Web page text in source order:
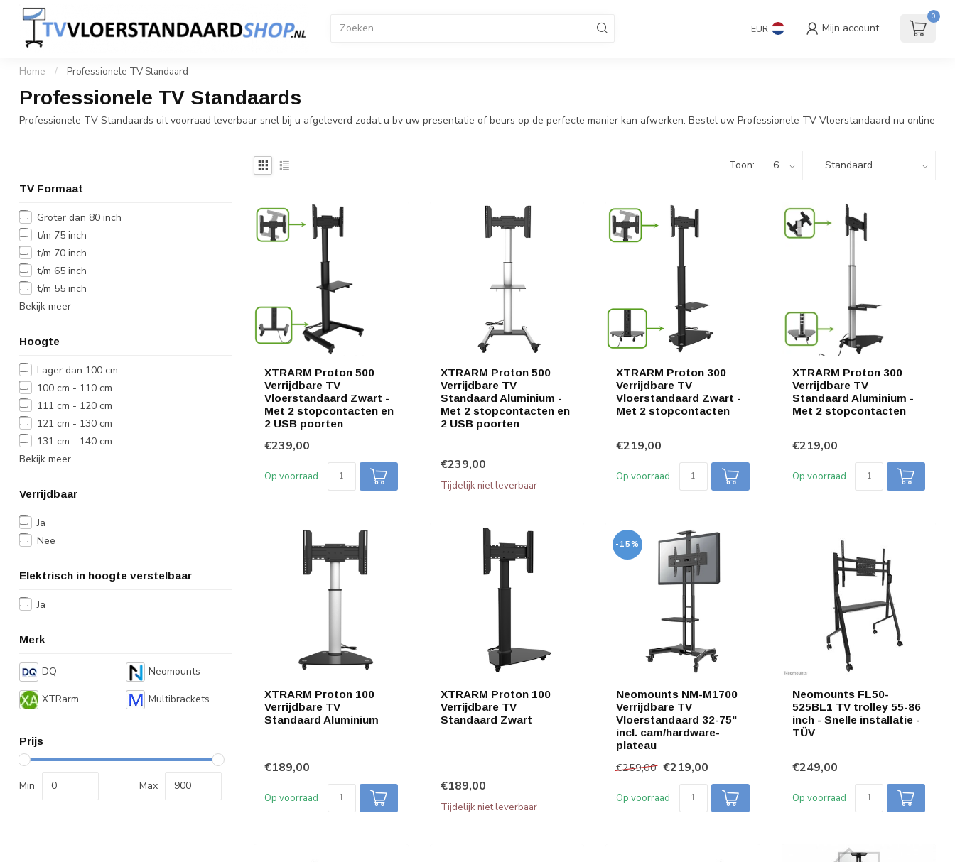
EUR Mijn account
0
Home
Home / Professionele TV Standaard
Professionele TV Standaards
Professionele TV Standaards uit voorraad leverbaar snel bij u afgeleverd zodat u bv uw presentatie of beurs op de perfecte manier kan afwerken. Bestel uw Professionele TV Vloerstandaard nu online
TV Formaat
Groter dan 80 inch
t/m 75 inch
t/m 70 inch
t/m 65 inch
t/m 55 inch
Bekijk meer
Hoogte
Lager dan 100 cm
100 cm - 110 cm
111 cm - 120 cm
121 cm - 130 cm
131 cm - 140 cm
Bekijk meer
Verrijdbaar
Ja
Nee
Elektrisch in hoogte verstelbaar
Ja
Merk
DQ Neomounts
XTRarm Multibrackets
Prijs
Min Max
Toon:
XTRARM Proton 500
Verrijdbare TV
Vloerstandaard Zwart -
Met 2 stopcontacten en
2 USB poorten
€239,00
Op voorraad
XTRARM Proton 500
Verrijdbare TV
Standaard Aluminium -
Met 2 stopcontacten en
2 USB poorten
€239,00
Tijdelijk niet leverbaar
XTRARM Proton 300
Verrijdbare TV
Vloerstandaard Zwart -
Met 2 stopcontacten
€219,00
Op voorraad
XTRARM Proton 300
Verrijdbare TV
Standaard Aluminium -
Met 2 stopcontacten
€219,00
Op voorraad
XTRARM Proton 100
Verrijdbare TV
Standaard Aluminium
€189,00
Op voorraad
XTRARM Proton 100
Verrijdbare TV
Standaard Zwart
€189,00
Tijdelijk niet leverbaar
-15%
Neomounts NM-M1700
Verrijdbare TV
Vloerstandaard 32-75"
incl. cam/hardware-
plateau
€259,00 €219,00
Op voorraad
Neomounts FL50-
525BL1 TV trolley 55-86
inch - Snelle installatie -
TÜV
€249,00
Op voorraad